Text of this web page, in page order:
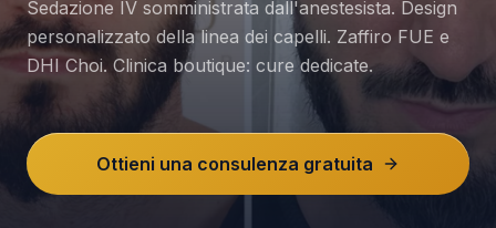
Sedazione IV somministrata dall'anestesista. Design
personalizzato della linea dei capelli. Zaffiro FUE e
DHI Choi. Clinica boutique: cure dedicate.
Ottieni una consulenza gratuita